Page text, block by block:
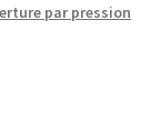
par pression